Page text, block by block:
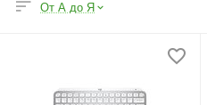
От А до Я